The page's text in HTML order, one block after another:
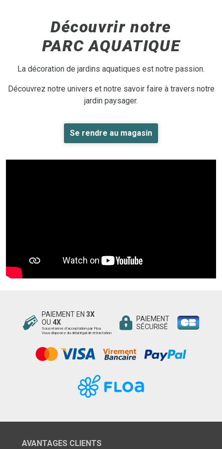
Découvrir notre
PARC AQUATIQUE
La décoration de jardins aquatiques est notre passion.
Découvrez notre univers et notre savoir faire à travers notre
jardin paysager.
Se rendre au magasin
PAIEMENT EN 3X
OU 4X
Sous réserve d’acceptation par Floa.
Vous disposez du délai légal de rétractation
PAIEMENT
SÉCURISÉ
AVANTAGES CLIENTS